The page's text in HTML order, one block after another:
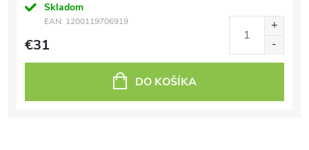
Skladom
EAN: 1200119706919
€31
DO KOŠÍKA